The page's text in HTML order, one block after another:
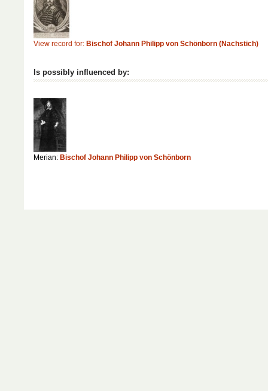
View record for: Bischof Johann Philipp von Schönborn (Nachstich)
Is possibly influenced by:
Merian: Bischof Johann Philipp von Schönborn